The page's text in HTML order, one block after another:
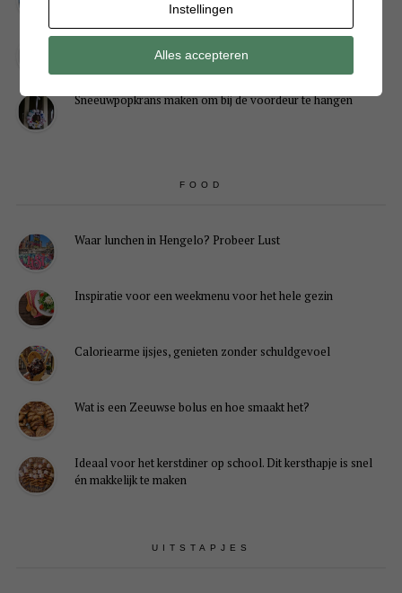
Sneeuwpopkrans maken om bij de voordeur te hangen
FOOD
Waar lunchen in Hengelo? Probeer Lust
Inspiratie voor een weekmenu voor het hele gezin
Caloriearme ijsjes, genieten zonder schuldgevoel
Wat is een Zeeuwse bolus en hoe smaakt het?
Ideaal voor het kerstdiner op school. Dit kersthapje is snel
én makkelijk te maken
UITSTAPJES
Instellingen
Alles accepteren